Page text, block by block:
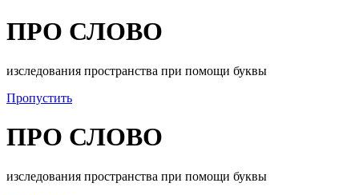
ПРО СЛОВО
изследования пространства при помощи буквы
Пропустить
ПРО СЛОВО
изследования пространства при помощи буквы